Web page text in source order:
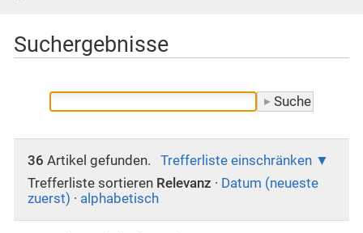
Suchergebnisse
36 Artikel gefunden.
Trefferliste einschränken
Trefferliste sortieren Relevanz · Datum (neueste
zuerst) · alphabetisch